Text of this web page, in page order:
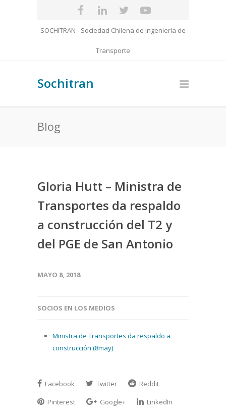
SOCHITRAN - Sociedad Chilena de Ingeniería de
Transporte
Sochitran
Blog
Gloria Hutt – Ministra de
Transportes da respaldo
a construcción del T2 y
del PGE de San Antonio
MAYO 8, 2018
SOCIOS EN LOS MEDIOS
Ministra de Transportes da respaldo a
construcción (8may)
Facebook Twitter
Reddit
Pinterest
Google+
LinkedIn